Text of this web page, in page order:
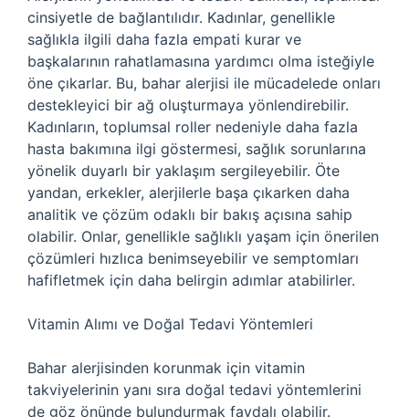
cinsiyetle de bağlantılıdır. Kadınlar, genellikle
sağlıkla ilgili daha fazla empati kurar ve
başkalarının rahatlamasına yardımcı olma isteğiyle
öne çıkarlar. Bu, bahar alerjisi ile mücadelede onları
destekleyici bir ağ oluşturmaya yönlendirebilir.
Kadınların, toplumsal roller nedeniyle daha fazla
hasta bakımına ilgi göstermesi, sağlık sorunlarına
yönelik duyarlı bir yaklaşım sergileyebilir. Öte
yandan, erkekler, alerjilerle başa çıkarken daha
analitik ve çözüm odaklı bir bakış açısına sahip
olabilir. Onlar, genellikle sağlıklı yaşam için önerilen
çözümleri hızlıca benimseyebilir ve semptomları
hafifletmek için daha belirgin adımlar atabilirler.
Vitamin Alımı ve Doğal Tedavi Yöntemleri
Bahar alerjisinden korunmak için vitamin
takviyelerinin yanı sıra doğal tedavi yöntemlerini
de göz önünde bulundurmak faydalı olabilir.